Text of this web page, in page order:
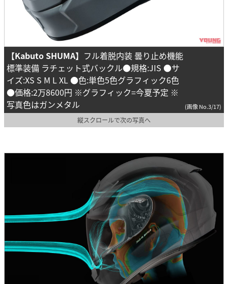
【Kabuto SHUMA】 フル着脱内装 曇り止め機能
標準装備 ラチェット式バックル●規格:JIS ●サ
イズ:XS S M L XL ●色:単色5色グラフィック6色
●価格:2万8600円 ※グラフィック=今夏予定 ※
写真色はガンメタル
(画像 No.3/17)
縦スクロールで次の写真へ